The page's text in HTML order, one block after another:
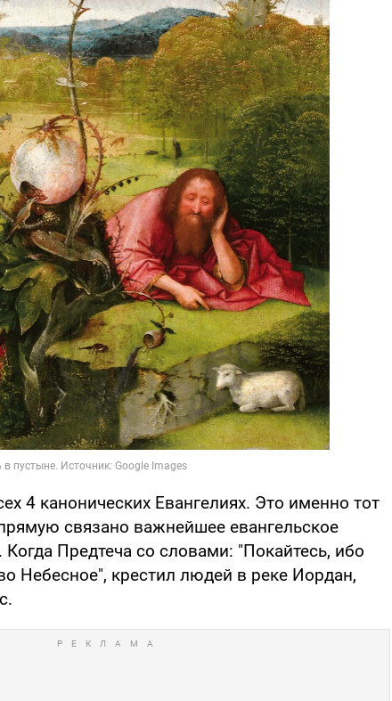
4 канонических Евангелиях. Это именно тот
связано важнейшее евангельское
Предтеча со словами: "Покайтесь, ибо
Небесное", крестил людей в реке Иордан,